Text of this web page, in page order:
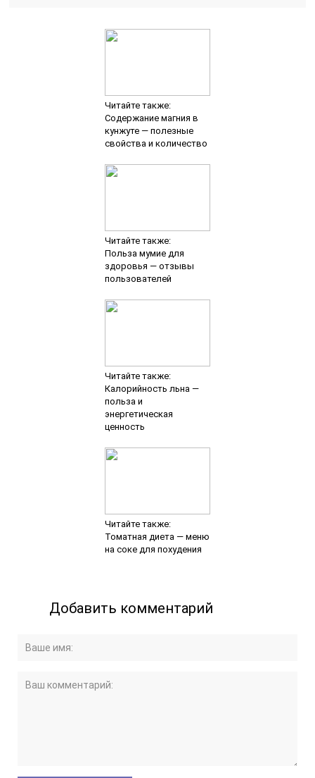
Читайте также:
Содержание магния в
кунжуте — полезные
свойства и количество
Читайте также:
Польза мумие для
здоровья — отзывы
пользователей
Читайте также:
Калорийность льна —
польза и
энергетическая
ценность
Читайте также:
Томатная диета — меню
на соке для похудения
Добавить комментарий